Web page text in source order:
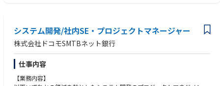
当行およびMUFG全体のサイバーセキュリティ戦略を一手に担う組織で
す。インシデントレスポンス、セキュリティ監視、脅威インテリジェン
ス、セキュリティ対策製品の導入・運用等の外部脅威への対応も担いま
す。
経営陣、リスク管理、業務企画、システム開発・運用等の様々な部署と連
システム開発/社内SE・プロジェクトマネージャー
株式会社ドコモSMTBネット銀行
仕事内容
【業務内容】